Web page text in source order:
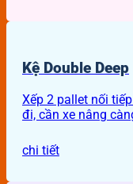
Kệ Double Deep
Xếp 2 pallet nối
đi, cần xe nâng
chi tiết